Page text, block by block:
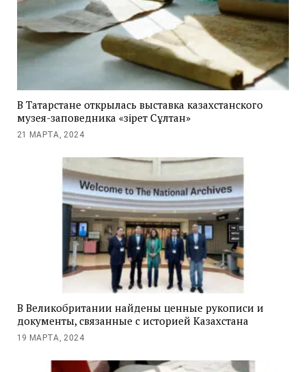
В Татарстане открылась выставка казахстанского
музея-заповедника «Әзірет Сұлтан»
21 МАРТА, 2024
В Великобритании найдены ценные рукописи и
документы, связанные с историей Казахстана
19 МАРТА, 2024